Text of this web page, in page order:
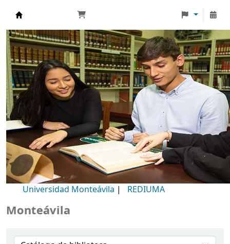
Biblioteca Universidad Monteávila
Universidad Monteávila | REDIUMA